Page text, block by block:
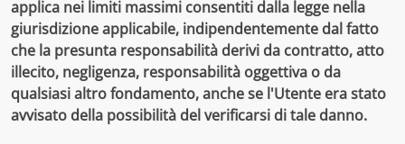
applica nei limiti massimi consentiti dalla legge nella
giurisdizione applicabile, indipendentemente dal fatto
che la presunta responsabilità derivi da contratto, atto
illecito, negligenza, responsabilità oggettiva o da
qualsiasi altro fondamento, anche se l'Utente era stato
avvisato della possibilità del verificarsi di tale danno.